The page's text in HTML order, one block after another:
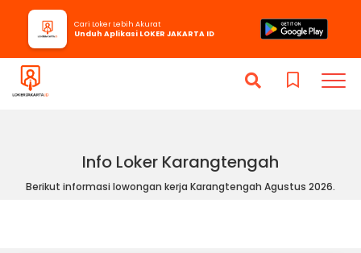
Info Loker Karangtengah
Berikut informasi lowongan kerja Karangtengah Agustus 2026.
Cari Loker Lebih Akurat
Unduh Aplikasi LOKER JAKARTA ID